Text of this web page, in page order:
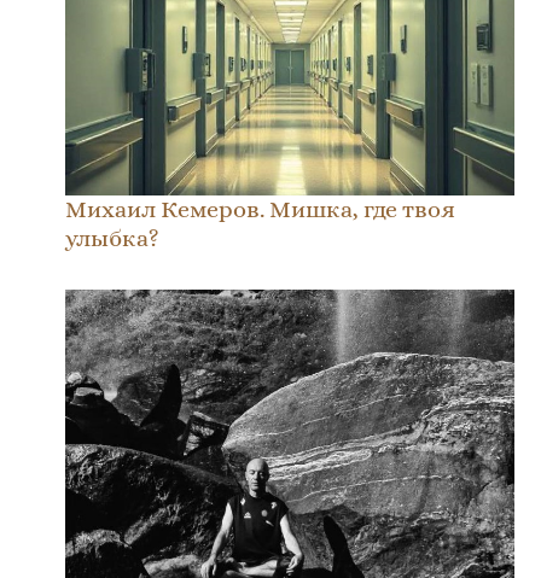
Михаил Кемеров. Мишка, где твоя
улыбка?